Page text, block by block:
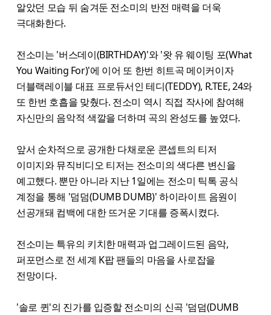
알았던 모습 뒤 숨겨둔 전소미의 반전 매력을 더욱
극대화한다.
전소미는 '버스데이(BIRTHDAY)'와 '왓 유 웨이팅 포(What
You Waiting For)'에 이어 또 한번 히트곡 메이커이자
더블랙레이블 대표 프로듀서인 테디(TEDDY), R.TEE, 24와
또 한번 호흡을 맞췄다. 전소미 역시 직접 작사에 참여해
자신만의 음악적 색깔을 더하며 곡의 완성도를 높였다.
앞서 순차적으로 공개한 다채로운 콘셉트의 티저
이미지와 뮤직비디오 티저는 전소미의 색다른 변신을
예고했다. 뿐만 아니라 지난 1일에는 전소미 틱톡 공식
계정을 통해 '덤덤(DUMB DUMB)' 하이라이트 음원이
선공개돼 컴백에 대한 뜨거운 기대를 증폭시켰다.
전소미는 특유의 키치한 매력과 업그레이드된 음악,
퍼포먼스로 전 세계 K팝 팬들의 마음을 사로잡을
전망이다.
'솔로 퀸'의 진가를 입증할 전소미의 신곡 '덤덤(DUMB